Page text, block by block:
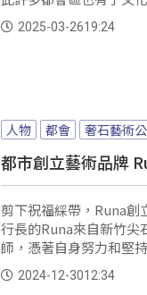
長者，已經習慣都市生
退步，在推動族群文化
2025-03-2619:24
人物 都會 奢石藝術
都市創立藝術品牌
剪下祝福綵帶，Runa創
行長的Runa來自新竹尖
師，憑著自身努力和堅
有多少艱辛，Runa也表
人認識與欣賞。
2024-12-3012:34